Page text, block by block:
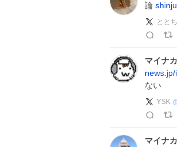
論
とと
マイナ
ない
YSK
マイナ